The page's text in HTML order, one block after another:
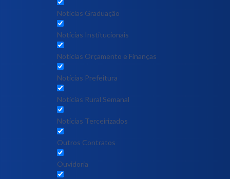
Notícias Graduação
Notícias Institucionais
Notícias Orçamento e Finanças
Notícias Prefeitura
Notícias Rural Semanal
Notícias Terceirizados
Outros Contratos
Ouvidoria